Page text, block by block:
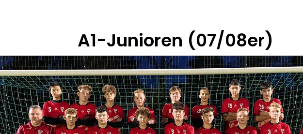
A1-Junioren (07/08er)